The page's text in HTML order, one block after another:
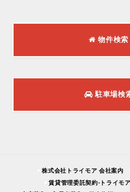
物件検索
駐車場検
株式会社トライモア 会社案内
賃貸管理委託契約-トライモ